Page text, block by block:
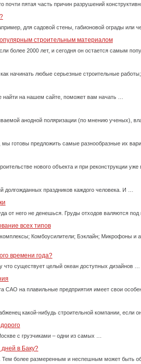
почти пятая часть причин разрушений
для садовой стены, габионовой ограды или
строительным материалом
более 2000 лет, и сегодня он остается самым
начинать любые серьезные строительные
найти на нашем сайте, поможет вам начать …
анодной поляризации (по мнению ученых),
мы готовы предложить самые разнообразные их
нового объекта и при реконструкции уже
долгожданных праздников каждого человека. И …
от него не денешься. Груды отходов валяются
всех типов
Комбоусилители; Бэклайн; Микрофоны и
времени года?
существует целый океан доступных дизайнов …
САО на плавильные предприятия имеет свои
какой-нибудь строительной компании, если
с грузчиками – одни из самых …
в Баку?
Тем более размеренным и неспешным может быть